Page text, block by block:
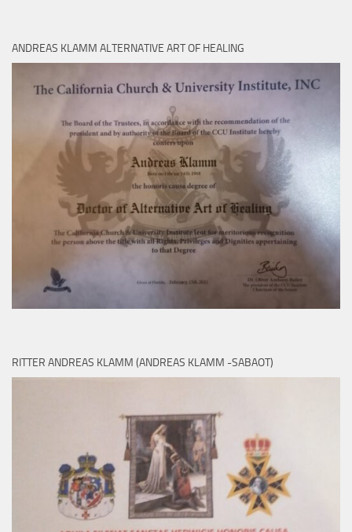
ANDREAS KLAMM ALTERNATIVE ART OF HEALING
RITTER ANDREAS KLAMM (ANDREAS KLAMM -SABAOT)